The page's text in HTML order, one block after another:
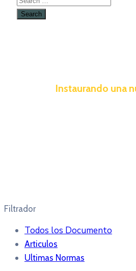
Instaurando una
Filtrador
Todos los Documento
Articulos
Ultimas Normas